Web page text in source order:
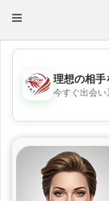
Toggle
💖
理想の相手
今すぐ出会い